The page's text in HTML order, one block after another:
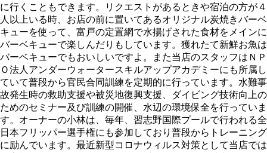
に行くこともできます。リクエストがあるときや宿泊の方が４
人以上いる時、お店の前に置いてあるオリジナル炭焼きバーベ
キューを使って、富戸の定置網で水揚げされた食材をメインに
バーベキューで楽しんだりもしています。獲れたて新鮮お魚は
バーベキューでもおいしいですよ。また当店のスタッフはＮＰ
Ｏ法人アンダーウォータースキルアップアカデミーにも所属し
ていて普段から官民合同訓練を定期的に行っています。水難事
故発生時の救助支援や被災地復興支援、ダイビング技術向上の
ためのセミナー及び訓練の開催、水辺の環境保全を行っていま
す。オーナーの小林は、毎年、習志野国際プールで行われる全
日本フリッパー選手権にも参加しており普段からトレーニング
に励んでいます。最近新型コロナウィルス対策として当店では